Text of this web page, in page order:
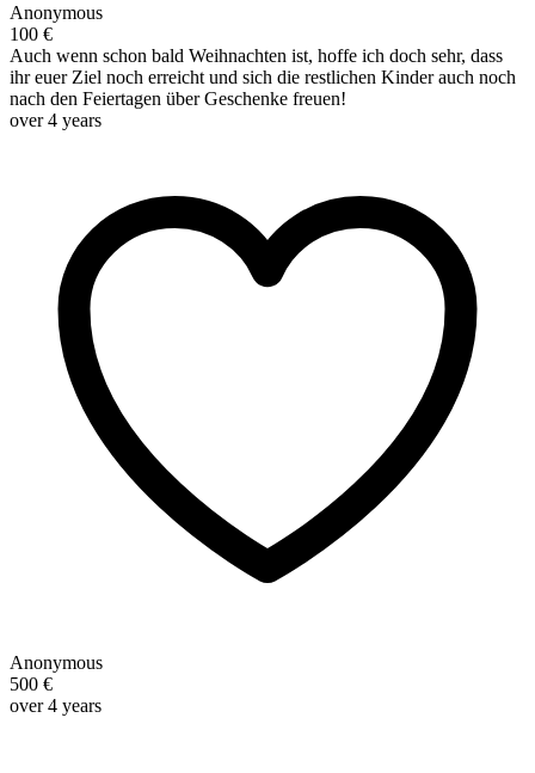
Anonymous
100 €
Auch wenn schon bald Weihnachten ist, hoffe ich doch sehr, dass
ihr euer Ziel noch erreicht und sich die restlichen Kinder auch noch
nach den Feiertagen über Geschenke freuen!
over 4 years
Anonymous
500 €
over 4 years